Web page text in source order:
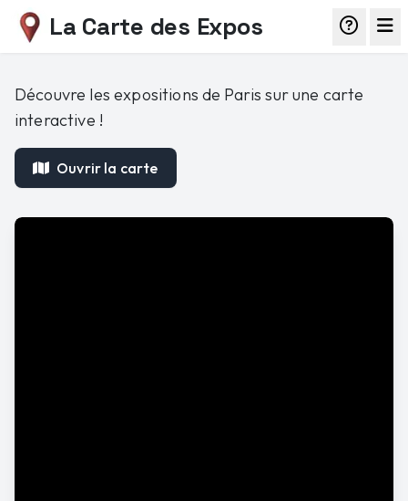
La Carte des Expos
Découvre les expositions de Paris sur une carte
interactive !
Ouvrir la carte